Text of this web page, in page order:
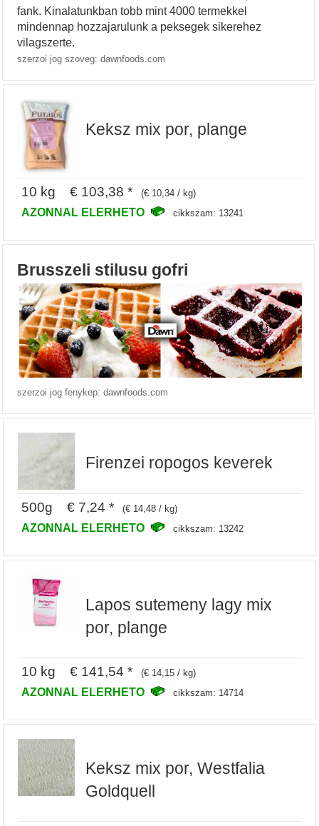
fank. Kinalatunkban tobb mint 4000 termekkel
mindennap hozzajarulunk a peksegek sikerehez
vilagszerte.
szerzoi jog szoveg: dawnfoods.com
Keksz mix por, plange
10 kg € 103,38 * (€ 10,34 / kg)
AZONNAL ELERHETO cikkszam: 13241
Brusszeli stilusu gofri
szerzoi jog fenykep: dawnfoods.com
Firenzei ropogos keverek
500g € 7,24 * (€ 14,48 / kg)
AZONNAL ELERHETO cikkszam: 13242
Lapos sutemeny lagy mix
por, plange
10 kg € 141,54 * (€ 14,15 / kg)
AZONNAL ELERHETO cikkszam: 14714
Keksz mix por, Westfalia
Goldquell